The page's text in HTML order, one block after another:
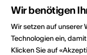
Rubrik
Wir benötigen
Wir setzen auf unserer
Technologien ein,
Klicken Sie auf